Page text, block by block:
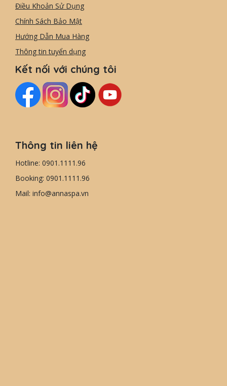
Điều Khoản Sử Dụng
Chính Sách Bảo Mật
Hướng Dẫn Mua Hàng
Thông tin tuyển dụng
Kết nối với chúng tôi
Thông tin liên hệ
Hotline: 0901.1111.96
Booking: 0901.1111.96
Mail: info@annaspa.vn